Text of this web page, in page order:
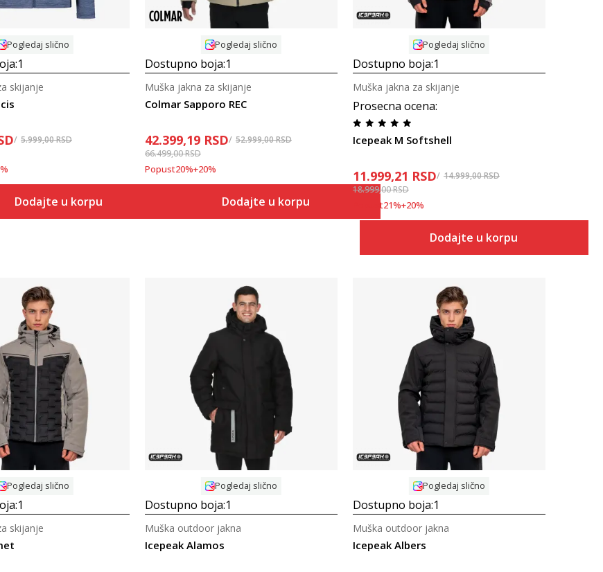
Pogledaj slično
1
skijanje
5.999,00RSD
%
Dodajte u korpu
Pogledaj slično
Dostupno boja:1
Colmar Sapporo REC
Muška jakna za skijanje
42.399,19 RSD 52.999,00RSD
66.499,00RSD
Popust20%+20%
Dodajte u korpu
Pogledaj slično
Dostupno boja:1
Prosecna ocena:
Icepeak M Softshell
Muška jakna za skijanje
11.999,21 RSD 14.999,00RSD
18.999,00RSD
Popust21%+20%
Dodajte u korpu
Uporedi
Pogledaj slično
1
skijanje
Pogledaj slično
Dostupno boja:1
Icepeak Alamos
Muška outdoor jakna
Uporedi
Pogledaj slično
Dostupno boja:1
Icepeak Albers
Muška outdoor jakna